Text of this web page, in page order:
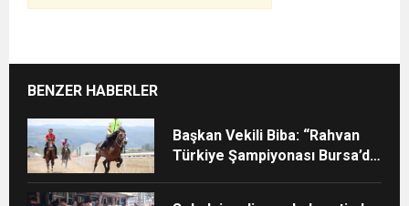
BENZER HABERLER
Başkan Vekili Biba: “Rahvan
Türkiye Şampiyonası Bursa’da